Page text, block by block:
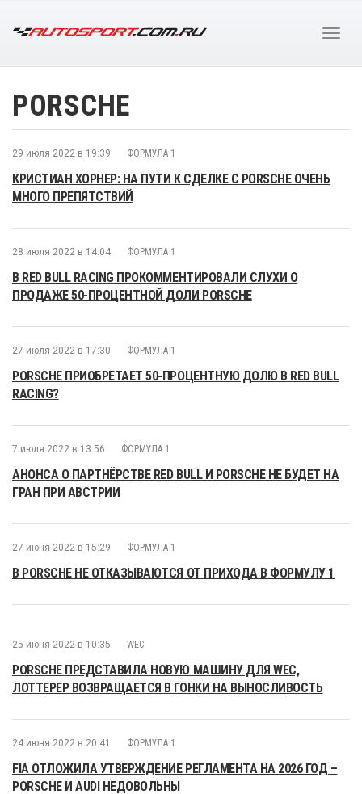
PORSCHE
29 июля 2022 в 19:39 ФОРМУЛА 1
КРИСТИАН ХОРНЕР: НА ПУТИ К СДЕЛКЕ С PORSCHE ОЧЕНЬ
МНОГО ПРЕПЯТСТВИЙ
28 июля 2022 в 14:04 ФОРМУЛА 1
В RED BULL RACING ПРОКОММЕНТИРОВАЛИ СЛУХИ О
ПРОДАЖЕ 50-ПРОЦЕНТНОЙ ДОЛИ PORSCHE
27 июля 2022 в 17:30 ФОРМУЛА 1
PORSCHE ПРИОБРЕТАЕТ 50-ПРОЦЕНТНУЮ ДОЛЮ В RED BULL
RACING?
7 июля 2022 в 13:56 ФОРМУЛА 1
АНОНСА О ПАРТНЁРСТВЕ RED BULL И PORSCHE НЕ БУДЕТ НА
ГРАН ПРИ АВСТРИИ
27 июня 2022 в 15:29 ФОРМУЛА 1
В PORSCHE НЕ ОТКАЗЫВАЮТСЯ ОТ ПРИХОДА В ФОРМУЛУ 1
25 июня 2022 в 10:35 WEC
PORSCHE ПРЕДСТАВИЛА НОВУЮ МАШИНУ ДЛЯ WEC,
ЛОТТЕРЕР ВОЗВРАЩАЕТСЯ В ГОНКИ НА ВЫНОСЛИВОСТЬ
24 июня 2022 в 20:41 ФОРМУЛА 1
FIA ОТЛОЖИЛА УТВЕРЖДЕНИЕ РЕГЛАМЕНТА НА 2026 ГОД –
PORSCHE И AUDI НЕДОВОЛЬНЫ